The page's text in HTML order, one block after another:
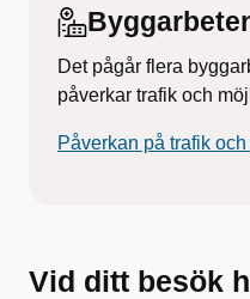
Det pågår flera
påverkar trafik och
Påverkan på trafik
Vid ditt besök